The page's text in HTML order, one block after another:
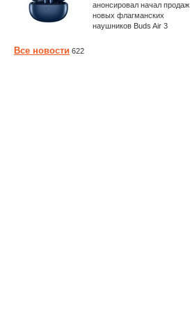
анонсировал начал продаж
новых флагманских
наушников Buds Air 3
Все новости 622